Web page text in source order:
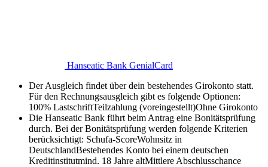
Hanseatic Bank GenialCard
Der Ausgleich findet über dein bestehendes Girokonto statt.
Für den Rechnungsausgleich gibt es folgende Optionen:
100% LastschriftTeilzahlung (voreingestellt)Ohne Girokonto
Die Hanseatic Bank führt beim Antrag eine Bonitätsprüfung
durch. Bei der Bonitätsprüfung werden folgende Kriterien
berücksichtigt: Schufa-ScoreWohnsitz in
DeutschlandBestehendes Konto bei einem deutschen
Kreditinstitutmind. 18 Jahre altMittlere Abschlusschance